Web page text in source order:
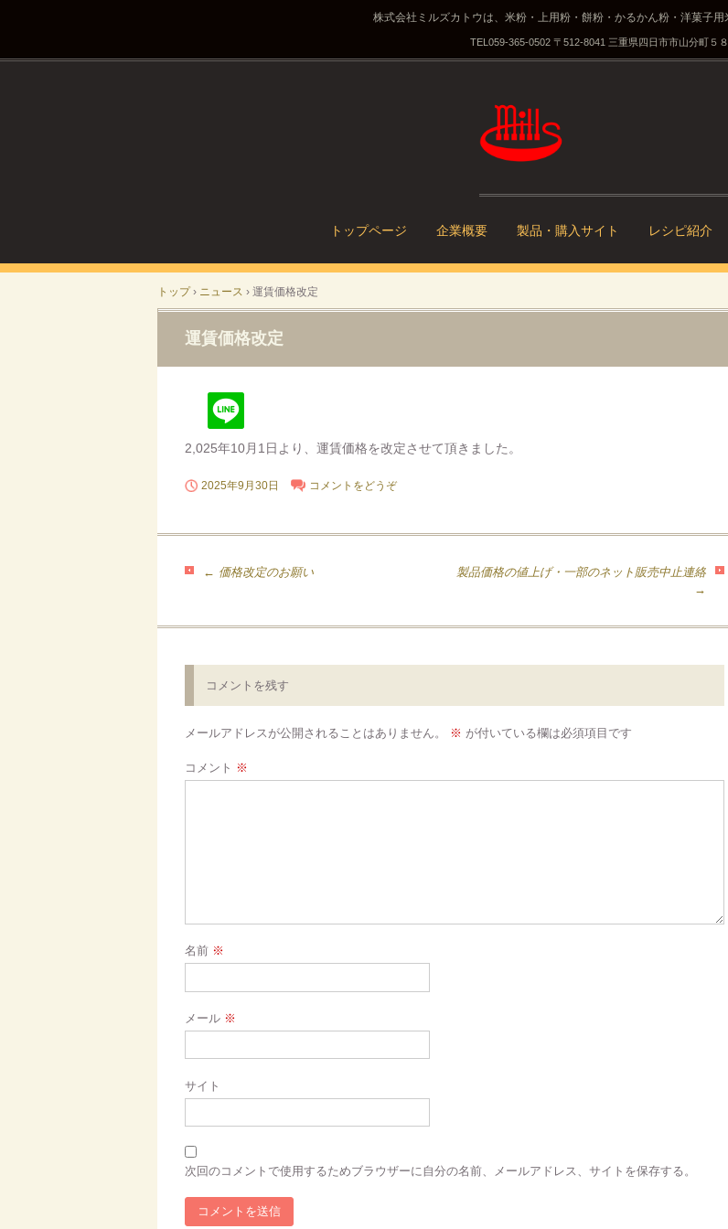
株式会社ミルズカトウは、米粉・上用粉・餅粉・かるかん粉・洋菓子用
TEL 059-365-0502 〒512-8041 三重県四日市市山分町５
テ
ン
ツ
キ
トップページ 企業概要 製品・購入サイト レシピ紹介
トップ › ニュース › 運賃価格改定
運賃価格改定
2,025年10月1日より、運賃価格を改定させて頂きました。
2025年9月30日 コメントをどうぞ
投
ナ
ゲ
ョ
ン
← 価格改定のお願い
製品価格の値上げ・一部のネット販売中止連絡
→
コメントを残す
メールアドレスが公開されることはありません。 ※ が付いている欄は必須項目です
コメント ※
名前 ※
メール ※
サイト
次回のコメントで使用するためブラウザーに自分の名前、メールアドレス、サイトを保存する。